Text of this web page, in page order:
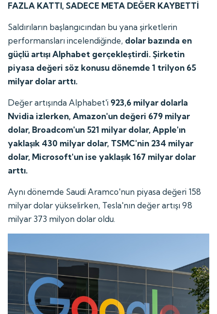
FAZLA KATTI, SADECE META DEĞER KAYBETTİ
Saldırıların başlangıcından bu yana şirketlerin
performansları incelendiğinde, dolar bazında en
güçlü artışı Alphabet gerçekleştirdi. Şirketin
piyasa değeri söz konusu dönemde 1 trilyon 65
milyar dolar arttı.
Değer artışında Alphabet'i 923,6 milyar dolarla
Nvidia izlerken, Amazon'un değeri 679 milyar
dolar, Broadcom'un 521 milyar dolar, Apple'ın
yaklaşık 430 milyar dolar, TSMC'nin 234 milyar
dolar, Microsoft'un ise yaklaşık 167 milyar dolar
arttı.
Aynı dönemde Saudi Aramco'nun piyasa değeri 158
milyar dolar yükselirken, Tesla'nın değer artışı 98
milyar 373 milyon dolar oldu.